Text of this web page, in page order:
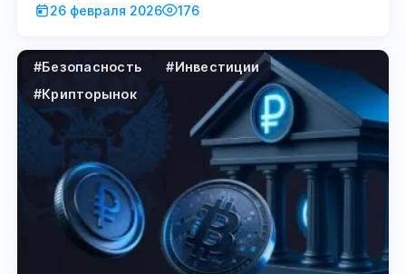
26 февраля 2026 176
#Безопасность
#Инвестиции
#Крипторынок